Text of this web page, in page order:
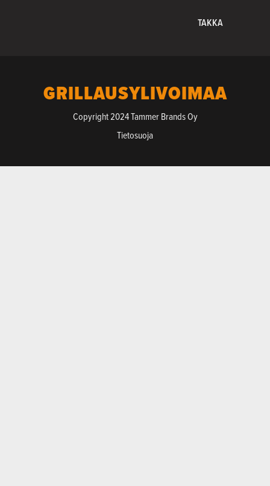
TAKKA
GRILLAUSYLIVOIMAA
Copyright 2024 Tammer Brands Oy
Tietosuoja